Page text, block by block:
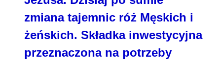
zmiana tajemnic róż Męskich i
żeńskich. Składka inwestycyjna
przeznaczona na potrzeby